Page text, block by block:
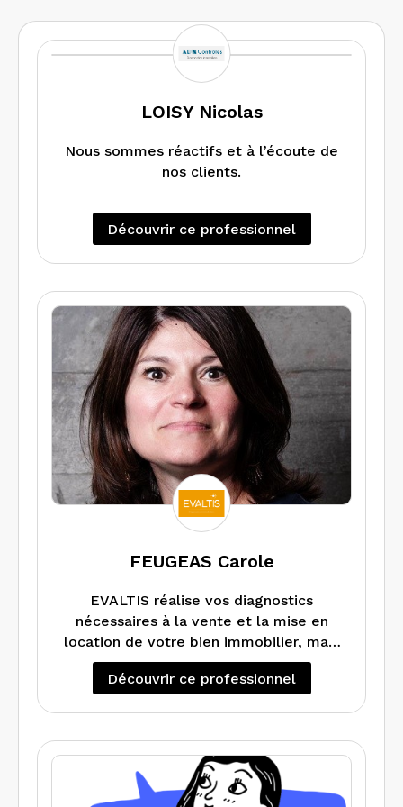
LOISY Nicolas
Nous sommes réactifs et à l’écoute de
nos clients.
Découvrir ce professionnel
FEUGEAS Carole
EVALTIS réalise vos diagnostics
nécessaires à la vente et la mise en
location de votre bien immobilier, mais
également peut vous faire un DPE
projeté si vous souhaitez faire des
énergétiques.
En cas de travaux dans votre
avant Travaux
Découvrir ce professionnel